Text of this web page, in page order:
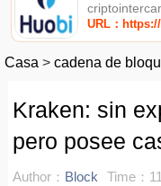
URL：
Casa > cadena de
Kraken: sin
pero posee
Author： Block Time：